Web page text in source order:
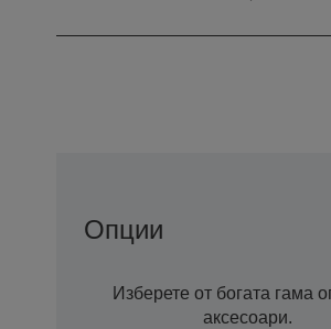
Опции
Изберете от богата гама
аксесоари.